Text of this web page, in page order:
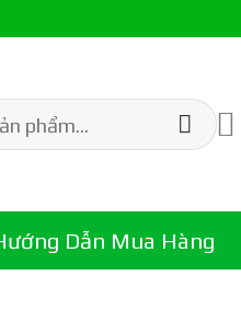
Dẫn Mua Hàng